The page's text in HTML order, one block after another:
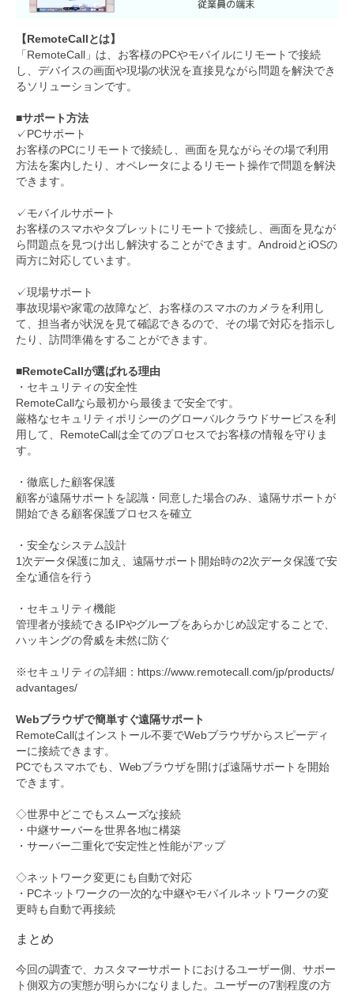
【RemoteCallとは】
「RemoteCall」は、お客様のPCやモバイルにリモートで接続
し、デバイスの画面や現場の状況を直接見ながら問題を解決でき
るソリューションです。
■サポート方法
✓PCサポート
お客様のPCにリモートで接続し、画面を見ながらその場で利用
方法を案内したり、オペレータによるリモート操作で問題を解決
できます。
✓モバイルサポート
お客様のスマホやタブレットにリモートで接続し、画面を見なが
ら問題点を見つけ出し解決することができます。AndroidとiOSの
両方に対応しています。
✓現場サポート
事故現場や家電の故障など、お客様のスマホのカメラを利用し
て、担当者が状況を見て確認できるので、その場で対応を指示し
たり、訪問準備をすることができます。
■RemoteCallが選ばれる理由
・セキュリティの安全性
RemoteCallなら最初から最後まで安全です。
厳格なセキュリティポリシーのグローバルクラウドサービスを利
用して、RemoteCallは全てのプロセスでお客様の情報を守りま
す。
・徹底した顧客保護
顧客が遠隔サポートを認識・同意した場合のみ、遠隔サポートが
開始できる顧客保護プロセスを確立
・安全なシステム設計
1次データ保護に加え、遠隔サポート開始時の2次データ保護で安
全な通信を行う
・セキュリティ機能
管理者が接続できるIPやグループをあらかじめ設定することで、
ハッキングの脅威を未然に防ぐ
※セキュリティの詳細：https://www.remotecall.com/jp/products/
advantages/
Webブラウザで簡単すぐ遠隔サポート
RemoteCallはインストール不要でWebブラウザからスピーディ
ーに接続できます。
PCでもスマホでも、Webブラウザを開けば遠隔サポートを開始
できます。
◇世界中どこでもスムーズな接続
・中継サーバーを世界各地に構築
・サーバー二重化で安定性と性能がアップ
◇ネットワーク変更にも自動で対応
・PCネットワークの一次的な中継やモバイルネットワークの変
更時も自動で再接続
まとめ
今回の調査で、カスタマーサポートにおけるユーザー側、サポー
ト側双方の実態が明らかになりました。ユーザーの7割程度の方